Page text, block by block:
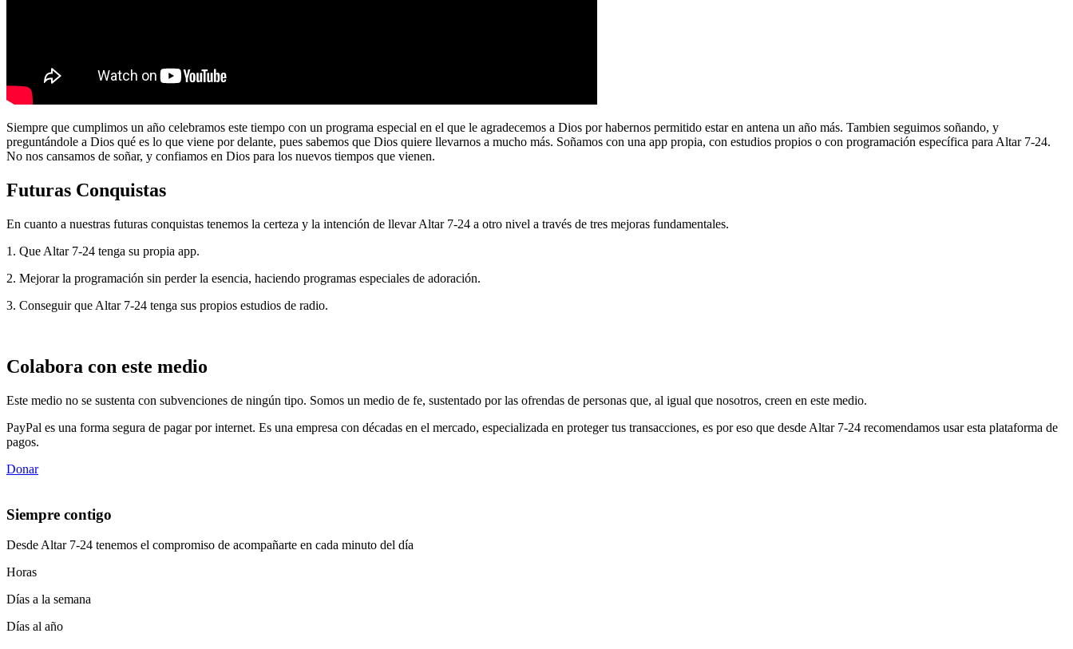
Siempre que cumplimos un año celebramos este tiempo con un programa especial en el que le agradecemos a Dios por habernos permitido estar en antena un año más. Tambien seguimos soñando, y
preguntándole a Dios qué es lo que viene por delante, pues sabemos que Dios quiere llevarnos a mucho más. Soñamos con una app propia, con estudios propios o con programación específica para Altar 7-24.
No nos cansamos de soñar, y confiamos en Dios para los nuevos tiempos que vienen.
Futuras Conquistas
En cuanto a nuestras futuras conquistas tenemos la certeza y la intención de llevar Altar 7-24 a otro nivel a través de tres mejoras fundamentales.
1. Que Altar 7-24 tenga su propia app.
2. Mejorar la programación sin perder la esencia, haciendo programas especiales de adoración.
3. Conseguir que Altar 7-24 tenga sus propios estudios de radio.
Colabora con este medio
Este medio no se sustenta con subvenciones de ningún tipo. Somos un medio de fe, sustentado por las ofrendas de personas que, al igual que nosotros, creen en este medio.
PayPal es una forma segura de pagar por internet. Es una empresa con décadas en el mercado, especializada en proteger tus transacciones, es por eso que desde Altar 7-24 recomendamos usar esta plataforma de
pagos.
Donar
Siempre contigo
Desde Altar 7-24 tenemos el compromiso de acompañarte en cada minuto del día
Horas
Días a la semana
Días al año